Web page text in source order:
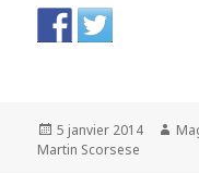
Publié
le
5 janvier 2014
Martin Scorsese